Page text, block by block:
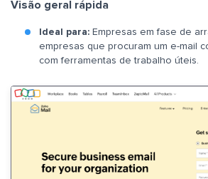
Visão geral rápida
Ideal para: Empresas em fase de
empresas que procuram um e-mail
com ferramentas de trabalho úteis.